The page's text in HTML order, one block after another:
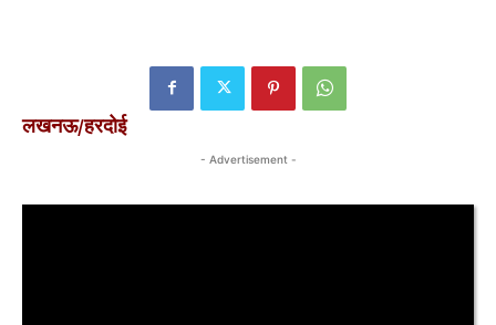
लखनऊ/हरदोई
- Advertisement -